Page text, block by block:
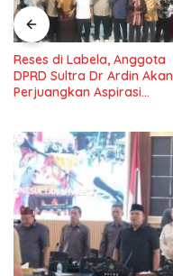
Reses di Labela, Anggota
DPRD Sultra Dr Ardin Akan
Perjuangkan Aspirasi